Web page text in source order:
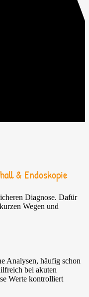
& Endoskopie
Diagnose. Dafür
Wegen und
Analysen, häufig schon
bei akuten
Werte kontrolliert